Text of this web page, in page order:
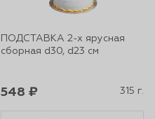
ПОДСТАВКА 2-х ярусная
сборная d30, d23 см
548 ₽ 315 г.